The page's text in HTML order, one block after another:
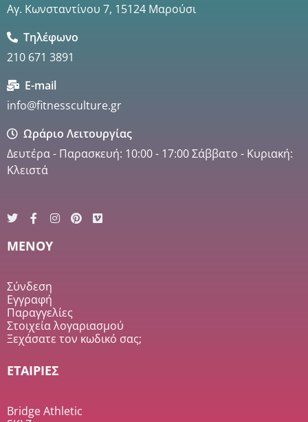
Αγ. Κωνσταντίνου 7, 15124 Μαρούσι
Τηλέφωνο
210 671 3891
E-mail
info@fitnessculture.gr
Ωράριο Λειτουργίας
Δευτέρα - Παρασκευή: 10:00 - 17:00 Σάββατο - Κυριακή:
Κλειστά
MENOY
Σύνδεση
Εγγραφή
Παραγγελίες
Στοιχεία λογαριασμού
Ξεχάσατε τον κωδικό σας;
ΕΤΑΙΡΙΕΣ
Bridge Athletic